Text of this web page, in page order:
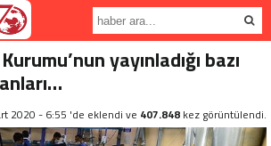
yayınladığı bazı
2020 - 6:55 'de eklendi ve 407.848 kez görüntülendi.